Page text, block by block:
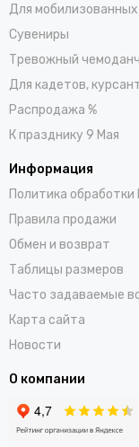
Для мобилизованных
Сувениры
Тревожный
Для кадетов,
Распродажа %
К празднику 9 Мая
Информация
Политика обработки
Правила продажи
Обмен и возврат
Таблицы размеров
Часто задаваемые
Карта сайта
Новости
О компании